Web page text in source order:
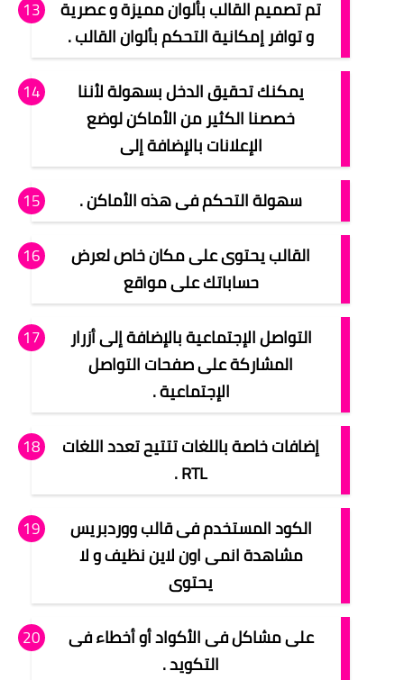
تم تصميم القالب بألوان مميزة و عصرية
و توافر إمكانية التحكم بألوان القالب .
يمكنك تحقيق الدخل بسهولة لأننا
خصصنا الكثير من الأماكن لوضع
الإعلانات بالإضافة إلى
سهولة التحكم فى هذه الأماكن .
القالب يحتوى على مكان خاص لعرض
حساباتك على مواقع
التواصل الإجتماعية بالإضافة إلى أزرار
المشاركة على صفحات التواصل
الإجتماعية .
إضافات خاصة باللغات تتتيح تعدد اللغات
RTL .
الكود المستخدم فى قالب ووردبريس
مشاهدة انمى اون لاين نظيف و لا
يحتوى
على مشاكل فى الأكواد أو أخطاء فى
التكويد .